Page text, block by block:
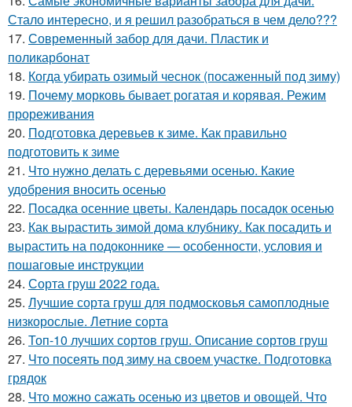
Стало интересно, и я решил разобраться в чем дело???
17. Современный забор для дачи. Пластик и
поликарбонат
18. Когда убирать озимый чеснок (посаженный под зиму)
19. Почему морковь бывает рогатая и корявая. Режим
прореживания
20. Подготовка деревьев к зиме. Как правильно
подготовить к зиме
21. Что нужно делать с деревьями осенью. Какие
удобрения вносить осенью
22. Посадка осенние цветы. Календарь посадок осенью
23. Как вырастить зимой дома клубнику. Как посадить и
вырастить на подоконнике — особенности, условия и
пошаговые инструкции
24. Сорта груш 2022 года.
25. Лучшие сорта груш для подмосковья самоплодные
низкорослые. Летние сорта
26. Топ-10 лучших сортов груш. Описание сортов груш
27. Что посеять под зиму на своем участке. Подготовка
грядок
28. Что можно сажать осенью из цветов и овощей. Что